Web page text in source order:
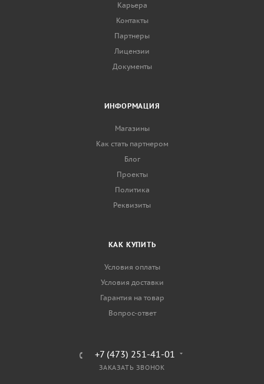
Карьера
Контакты
Партнеры
Лицензии
Документы
ИНФОРМАЦИЯ
Магазины
Как стать партнером
Блог
Проекты
Политика
Реквизиты
КАК КУПИТЬ
Условия оплаты
Условия доставки
Гарантия на товар
Вопрос-ответ
+7 (473) 251-41-01
ЗАКАЗАТЬ ЗВОНОК